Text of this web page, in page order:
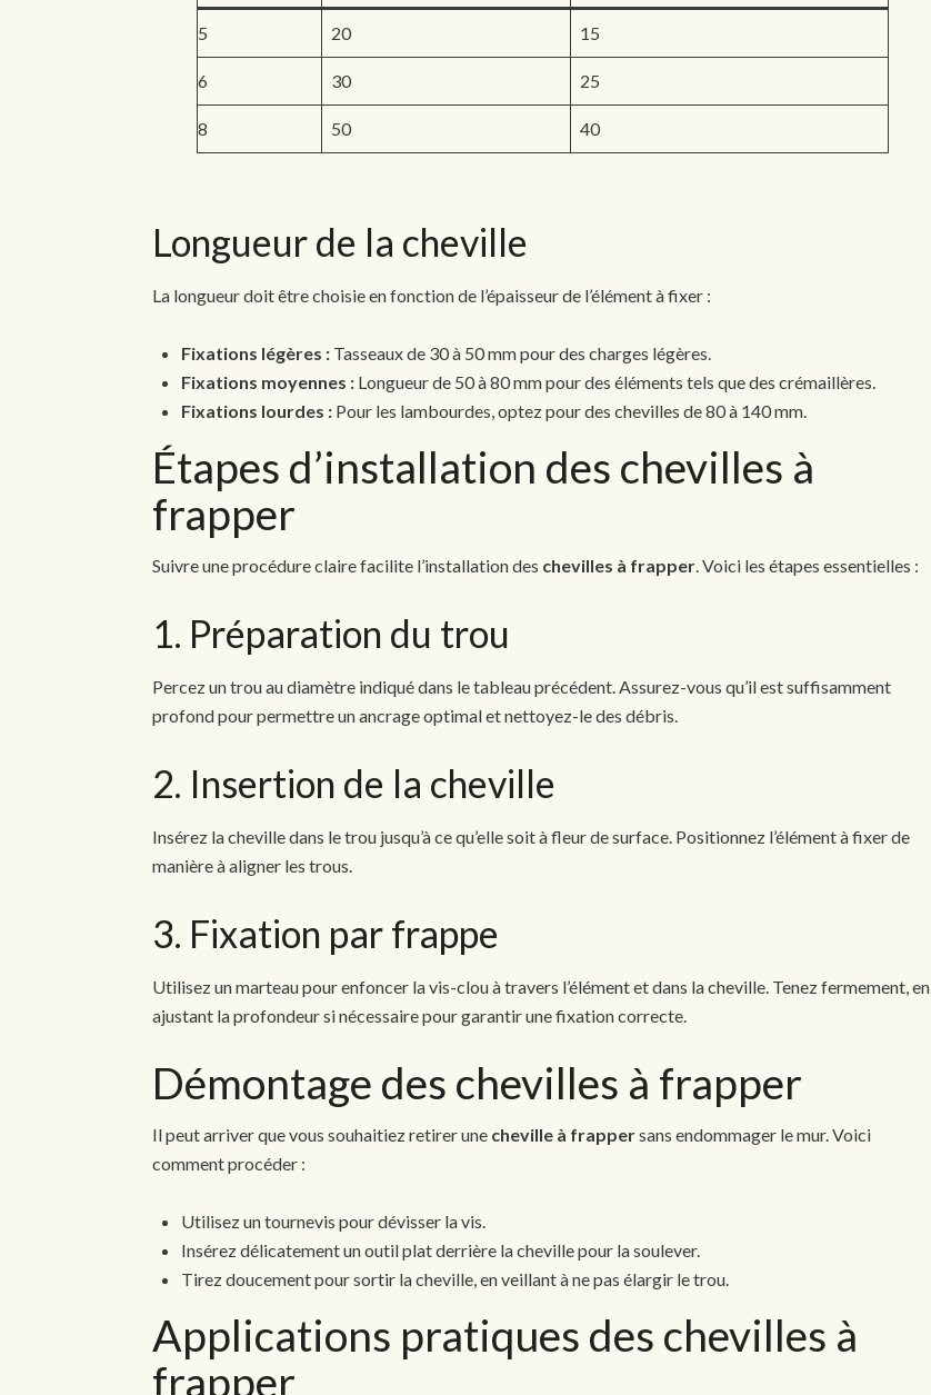
5 20 15
6 30 25
8 50 40
Longueur de la cheville
La longueur doit être choisie en fonction de l’épaisseur de l’élément à fixer :
Fixations légères : Tasseaux de 30 à 50 mm pour des charges légères.
Fixations moyennes : Longueur de 50 à 80 mm pour des éléments tels que des crémaillères.
Fixations lourdes : Pour les lambourdes, optez pour des chevilles de 80 à 140 mm.
Étapes d’installation des chevilles à
frapper
Suivre une procédure claire facilite l’installation des chevilles à frapper . Voici les étapes essentielles :
1. Préparation du trou
Percez un trou au diamètre indiqué dans le tableau précédent. Assurez-vous qu’il est suffisamment
profond pour permettre un ancrage optimal et nettoyez-le des débris.
2. Insertion de la cheville
Insérez la cheville dans le trou jusqu’à ce qu’elle soit à fleur de surface. Positionnez l’élément à fixer de
manière à aligner les trous.
3. Fixation par frappe
Utilisez un marteau pour enfoncer la vis-clou à travers l’élément et dans la cheville. Tenez fermement, en
ajustant la profondeur si nécessaire pour garantir une fixation correcte.
Démontage des chevilles à frapper
Il peut arriver que vous souhaitiez retirer une cheville à frappersans endommager le mur. Voici
comment procéder :
Utilisez un tournevis pour dévisser la vis.
Insérez délicatement un outil plat derrière la cheville pour la soulever.
Tirez doucement pour sortir la cheville, en veillant à ne pas élargir le trou.
Applications pratiques des chevilles à
frapper